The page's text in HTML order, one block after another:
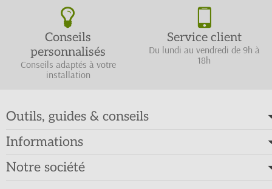
Conseils
personnalisés
Conseils adaptés à votre
installation
Service client
Du lundi au vendredi de 9h à
18h
Outils, guides & conseils
Informations
Notre société